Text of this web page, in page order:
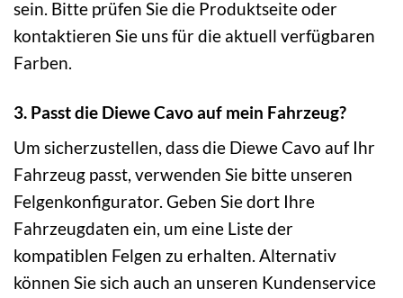
sein. Bitte prüfen Sie die Produktseite oder
kontaktieren Sie uns für die aktuell verfügbaren
Farben.
3. Passt die Diewe Cavo auf mein Fahrzeug?
Um sicherzustellen, dass die Diewe Cavo auf Ihr
Fahrzeug passt, verwenden Sie bitte unseren
Felgenkonfigurator. Geben Sie dort Ihre
Fahrzeugdaten ein, um eine Liste der
kompatiblen Felgen zu erhalten. Alternativ
können Sie sich auch an unseren Kundenservice